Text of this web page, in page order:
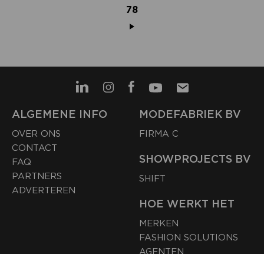
78
ALGEMENE INFO
OVER ONS
CONTACT
FAQ
PARTNERS
ADVERTEREN
MODEFABRIEK BV
FIRMA C
SHOWPROJECTS BV
SHIFT
HOE WERKT HET
MERKEN
FASHION SOLUTIONS